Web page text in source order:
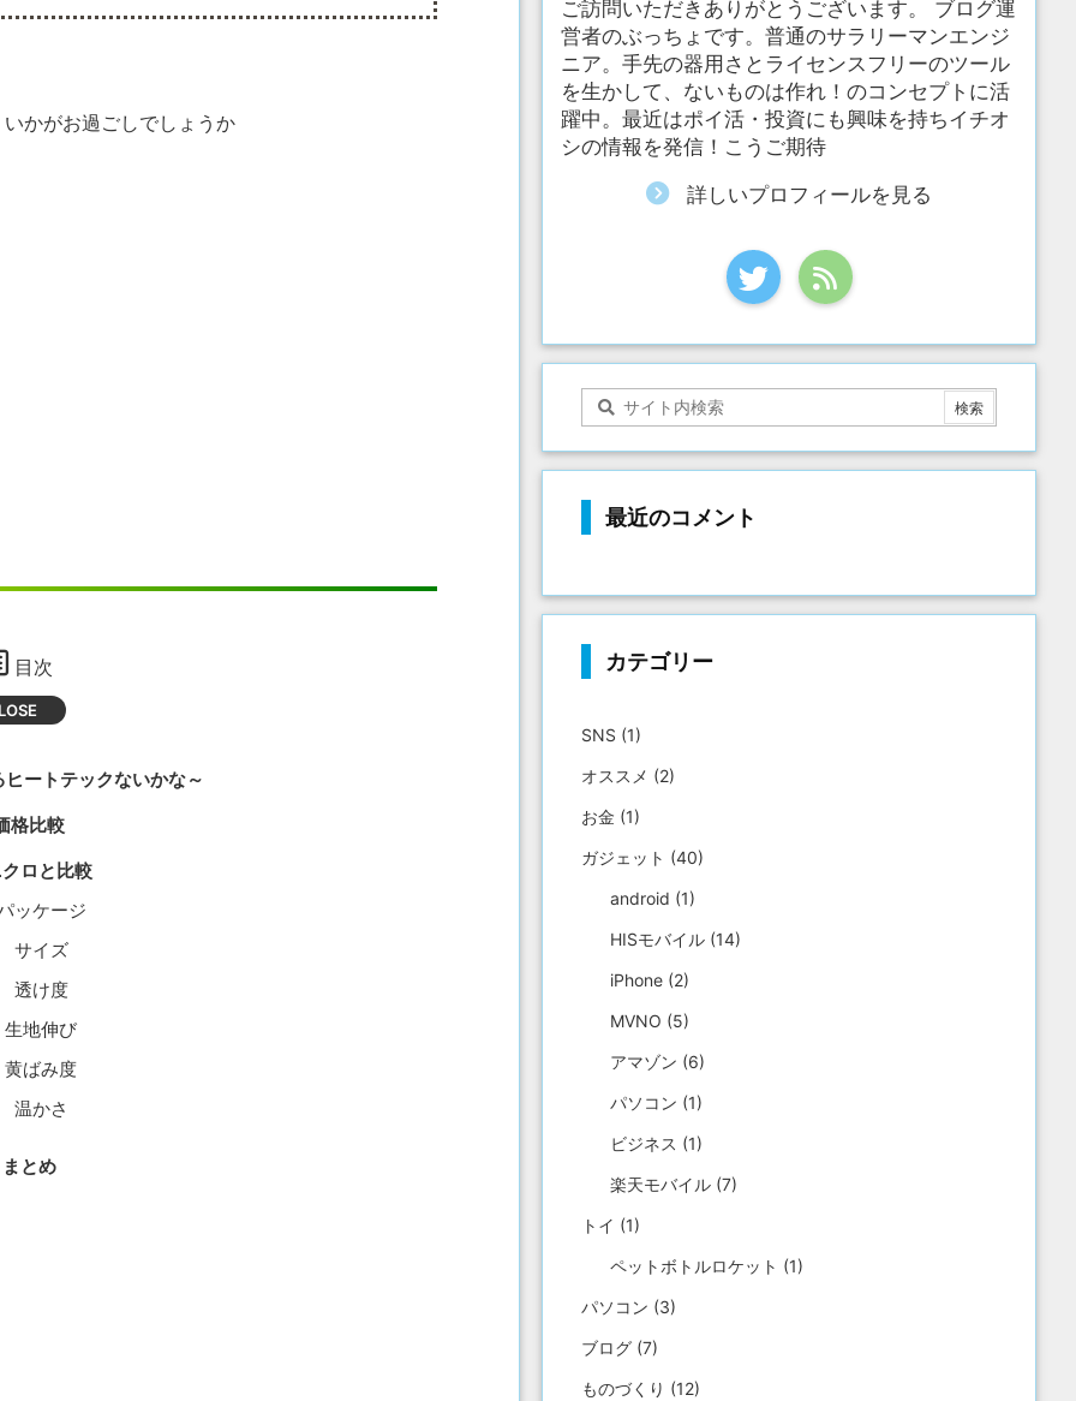
かがお過ごしでしょうか
目次
ートテックないかな～
格比較
ロと比較
ッケージ
サイズ
透け度
生地伸び
黄ばみ度
温かさ
まとめ
ご訪問いただきありがとうございます。 ブログ運
営者のぶっちょです。普通のサラリーマンエンジ
ニア。手先の器用さとライセンスフリーのツール
を生かして、ないものは作れ！のコンセプトに活
躍中。最近はポイ活・投資にも興味を持ちイチオ
シの情報を発信！こうご期待
詳しいプロフィールを見る
最近のコメント
カテゴリー
SNS (1)
オススメ (2)
お金 (1)
ガジェット (40)
android (1)
HISモバイル (14)
iPhone (2)
MVNO (5)
アマゾン (6)
パソコン (1)
ビジネス (1)
楽天モバイル (7)
トイ (1)
ペットボトルロケット (1)
パソコン (3)
ブログ (7)
ものづくり (12)